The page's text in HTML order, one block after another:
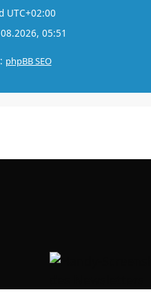
UTC+02:00
05:51
phpBB SEO